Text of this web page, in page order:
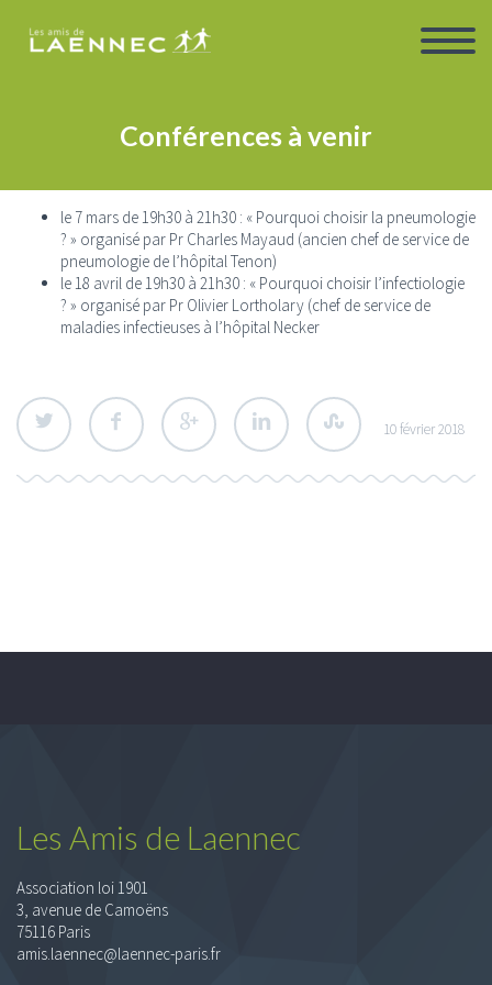
Conférences à venir
le 7 mars de 19h30 à 21h30 : « Pourquoi choisir la pneumologie
? » organisé par Pr Charles Mayaud (ancien chef de service de
pneumologie de l’hôpital Tenon)
le 18 avril de 19h30 à 21h30 : « Pourquoi choisir l’infectiologie
? » organisé par Pr Olivier Lortholary (chef de service de
maladies infectieuses à l’hôpital Necker
10 février 2018
Les Amis de Laennec
Association loi 1901
3, avenue de Camoëns
75116 Paris
amis.laennec@laennec-paris.fr